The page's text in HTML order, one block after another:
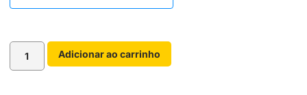
Adicionar ao carrinho